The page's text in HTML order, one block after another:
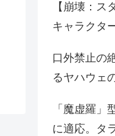
【崩壊：ス
キャラクタ
口外禁止の
るヤハウェ
「魔虚羅」
に適応。タ